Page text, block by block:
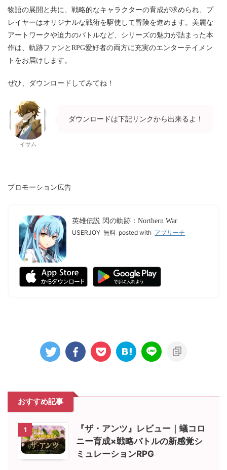
物語の展開と共に、戦略的なキャラクターの育成が求められ、プ
レイヤーはオリジナルな戦術を駆使して冒険を進めます。美麗な
アートワークや迫力のバトルなど、シリーズの魅力が詰まった本
作は、軌跡ファンとRPG愛好者の両方に充実のエンターテイメン
トをお届けします。
ぜひ、ダウンロードしてみてね！
イサム
ダウンロードは下記リンクから出来るよ！
プロモーション広告
英雄伝説 閃の軌跡：Northern War
USERJOY 無料 posted with アプリーチ
おすすめ記事
1
『ザ・アンツ』レビュー｜蟻コロ
ニー育成×戦略バトルの新感覚シ
ミュレーションRPG